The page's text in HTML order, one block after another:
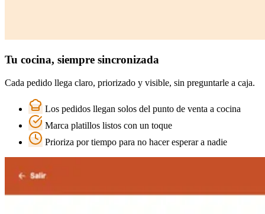
Tu cocina, siempre sincronizada
Cada pedido llega claro, priorizado y visible, sin preguntarle a caja.
Los pedidos llegan solos del punto de venta a cocina
Marca platillos listos con un toque
Prioriza por tiempo para no hacer esperar a nadie